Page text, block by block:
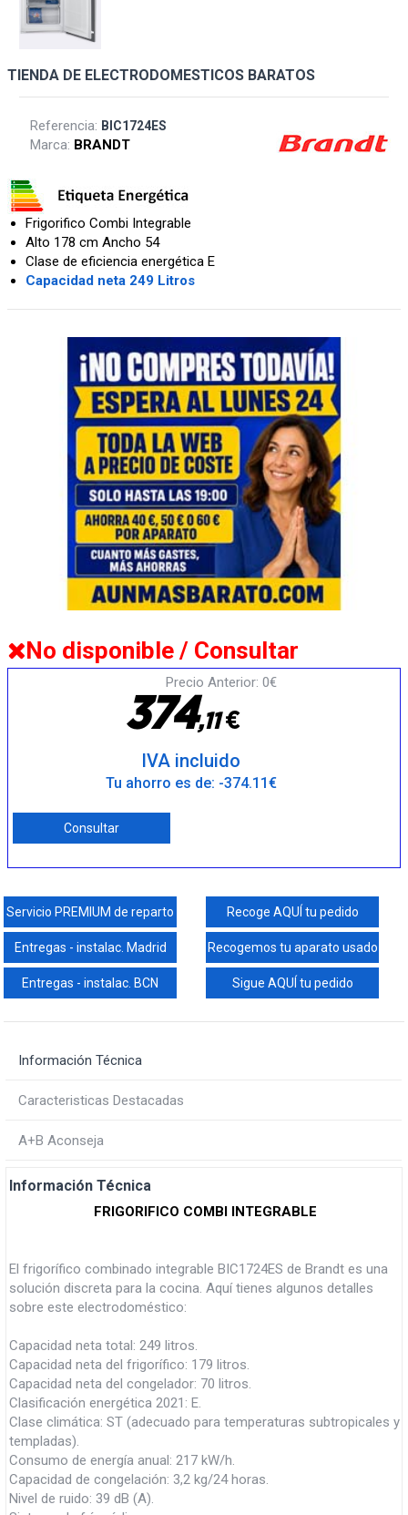
TIENDA DE ELECTRODOMESTICOS BARATOS
Referencia: BIC1724ES
Marca: BRANDT
Frigorifico Combi Integrable
Alto 178 cm Ancho 54
Clase de eficiencia energética E
Capacidad neta 249 Litros
No disponible / Consultar
Precio Anterior: 0€
374,11€
IVA incluido
Tu ahorro es de: -374.11€
Consultar
Servicio PREMIUM de reparto Recoge AQUÍ tu pedido
Entregas - instalac. Madrid Recogemos tu aparato usado
Entregas - instalac. BCN Sigue AQUÍ tu pedido
Información Técnica
Caracteristicas Destacadas
A+B Aconseja
Información Técnica
FRIGORIFICO COMBI INTEGRABLE
El frigorífico combinado integrable BIC1724ES de Brandt es una
solución discreta para la cocina. Aquí tienes algunos detalles
sobre este electrodoméstico:
Capacidad neta total: 249 litros.
Capacidad neta del frigorífico: 179 litros.
Capacidad neta del congelador: 70 litros.
Clasificación energética 2021: E.
Clase climática: ST (adecuado para temperaturas subtropicales y
templadas).
Consumo de energía anual: 217 kW/h.
Capacidad de congelación: 3,2 kg/24 horas.
Nivel de ruido: 39 dB (A).